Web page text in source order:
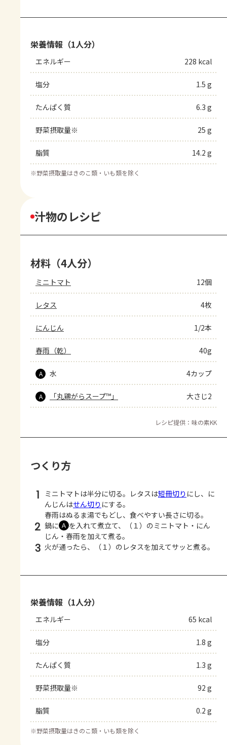
栄養情報（1人分）
エネルギー 228 kcal
塩分 1.5 g
たんぱく質 6.3 g
野菜摂取量※ 25 g
脂質 14.2 g
※野菜摂取量はきのこ類・いも類を除く
汁物のレシピ
材料（4人分）
ミニトマト 12個
レタス 4枚
にんじん 1/2本
春雨（乾） 40g
A 水 4カップ
A 「丸鶏がらスープ™」 大さじ2
レシピ提供：味の素KK
つくり方
1 ミニトマトは半分に切る。レタスは短冊切り にし、に
んじんはせん切り にする。
春雨はぬるま湯でもどし、食べやすい長さに切る。
2 鍋に Ａ を入れて煮立て、（１）のミニトマト・にん
じん・春雨を加えて煮る。
3 火が通ったら、（１）のレタスを加えてサッと煮る。
栄養情報（1人分）
エネルギー 65 kcal
塩分 1.8 g
たんぱく質 1.3 g
野菜摂取量※ 92 g
脂質 0.2 g
※野菜摂取量はきのこ類・いも類を除く